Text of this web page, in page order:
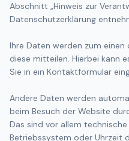
Abschnitt „Hinweis zur
Datenschutzerklärung
Ihre Daten werden zum
diese mitteilen. Hierbei kann
Sie in ein Kontaktformular
Andere Daten werden
beim Besuch der Website
Das sind vor allem
Betriebssystem oder Uhrzeit